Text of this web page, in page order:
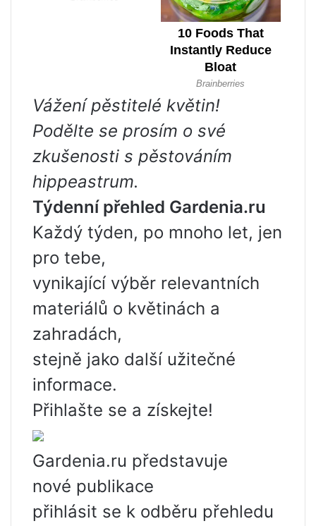
Vážení pěstitelé květin!
Podělte se prosím o své
zkušenosti s pěstováním
hippeastrum.
Týdenní přehled Gardenia.ru
Každý týden, po mnoho let, jen
pro tebe,
vynikající výběr relevantních
materiálů o květinách a
zahradách,
stejně jako další užitečné
informace.
Přihlašte se a získejte!
Gardenia.ru představuje
nové publikace
přihlásit se k odběru přehledu